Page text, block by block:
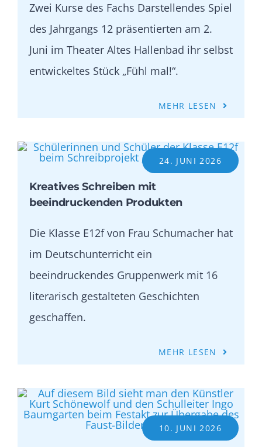
Zwei Kurse des Fachs Darstellendes Spiel
des Jahrgangs 12 präsentierten am 2.
Juni im Theater Altes Hallenbad ihr selbst
entwickeltes Stück „Fühl mal!“.
MEHR LESEN
24. JUNI 2026
Kreatives Schreiben mit
beeindruckenden Produkten
Die Klasse E12f von Frau Schumacher hat
im Deutschunterricht ein
beeindruckendes Gruppenwerk mit 16
literarisch gestalteten Geschichten
geschaffen.
MEHR LESEN
10. JUNI 2026